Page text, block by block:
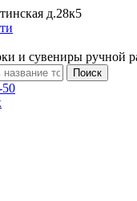
д.28к5
и сувениры ручной
Поиск
50